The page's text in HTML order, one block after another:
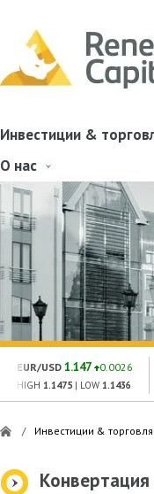
Инвестиции &
О нас
EUR/USD 1.147 0.0026
HIGH 1.1475 | LOW 1.1436
/ Инвестиции & торговля